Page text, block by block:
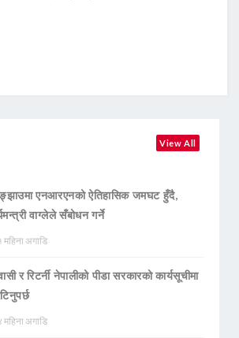
View All
एनआरएनको ऐतिहासिक जमघट हुँदै,
वाग्लेले सँबोधन गर्ने
महिना अगाडि
र रिटर्नी नेपालीको पीडा सरकारको कार्यसूचीमा
महिना अगाडि